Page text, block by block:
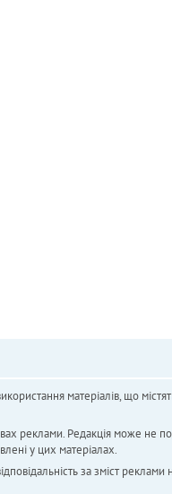
матеріалів, що
реклами. Редакція може не
у цих матеріалах.
за зміст